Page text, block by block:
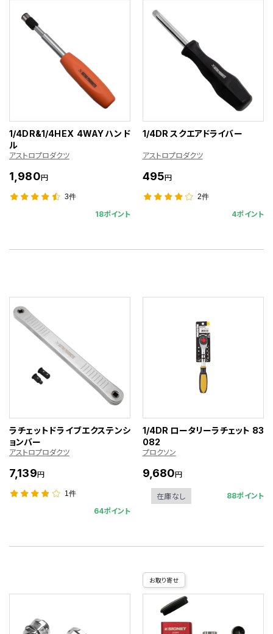
1/4DR&1/4HEX 4WAYハンド
ル
アストロプロダクツ
1,980円
3件
18ポイント
1/4DR スクエアドライバー
アストロプロダクツ
495円
2件
4ポイント
ラチェットドライブエクステンシ
ョンバー
アストロプロダクツ
7,139円
1件
64ポイント
1/4DR ロータリーラチェット 83
082
プロクソン
9,680円
在庫なし 88ポイント
お取り寄せ